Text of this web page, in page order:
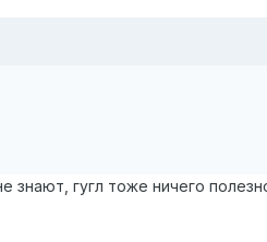
знают, гугл тоже ничего